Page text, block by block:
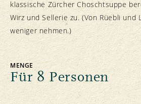
klassische Zürcher Choschtsuppe
Wirz und Sellerie zu. (Von Rüebli und
weniger nehmen.)
MENGE
Für 8 Personen